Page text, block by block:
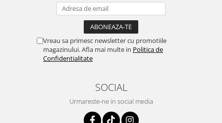
Vreau sa primesc newsletter cu promotiile
magazinului. Afla mai multe in Politica de
Confidentialitate
SOCIAL
Urmareste-ne in social media